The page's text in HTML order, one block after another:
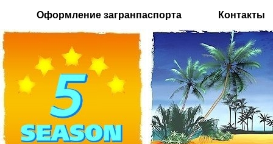
Оформление загранпаспорта Контакты